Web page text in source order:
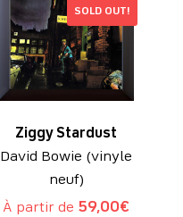
SOLD OUT!
Ziggy Stardust
David Bowie (vinyle
neuf)
À partir de 59,00€